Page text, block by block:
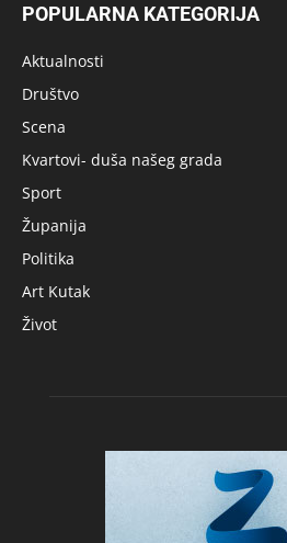
POPULARNA KATEGORIJA
Aktualnosti
Društvo
Scena
Kvartovi- duša našeg grada
Sport
Županija
Politika
Art Kutak
Život